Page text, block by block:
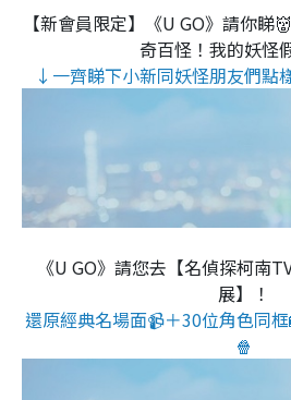
【新會員限定】《U GO》請你睇
奇百怪！我的妖怪
↓一齊睇下小新同妖怪朋友們點
《U GO》請您去【名偵探柯南
展】！
還原經典名場面📹＋30位角色同
🍿